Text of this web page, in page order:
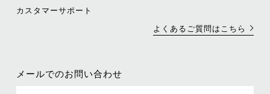
カスタマーサポート
よくあるご質問はこちら
メールでのお問い合わせ